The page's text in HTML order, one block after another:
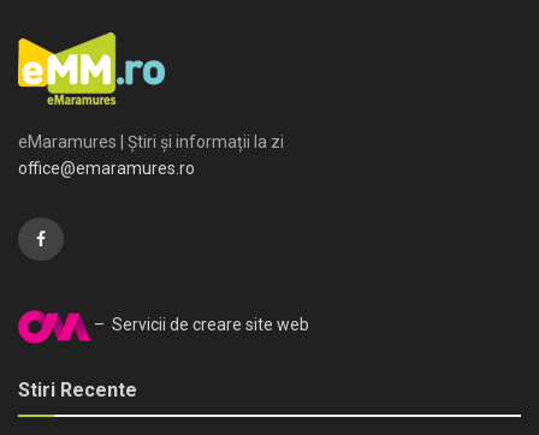
eMaramures | Știri și informații la zi
office@emaramures.ro
– Servicii de creare site web
Stiri Recente